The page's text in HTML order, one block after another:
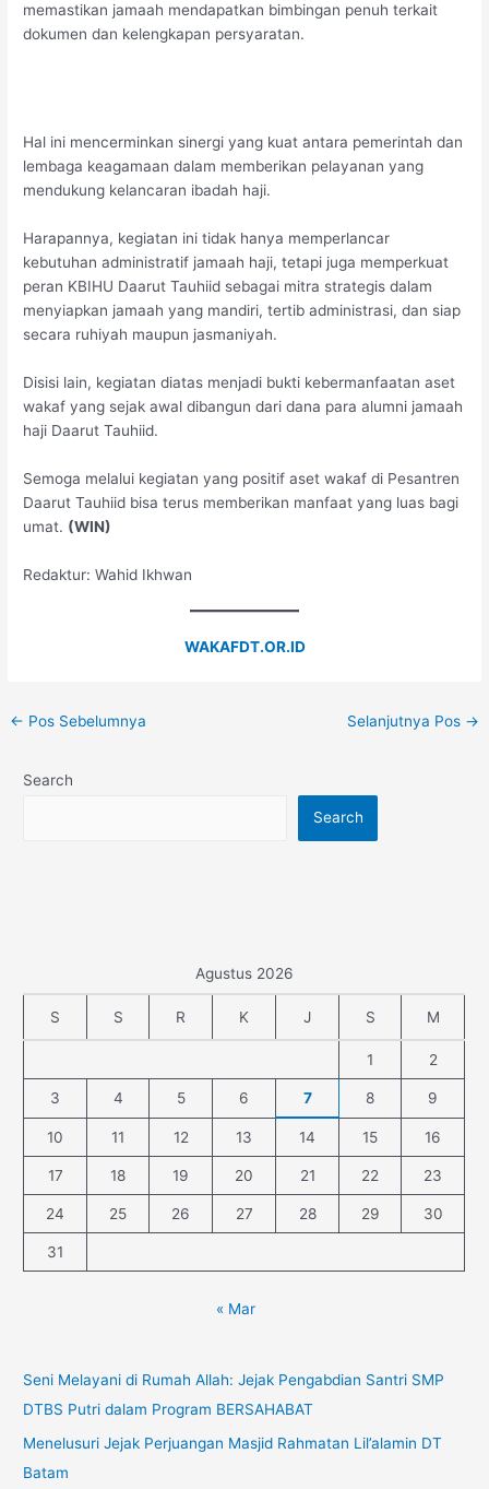
memastikan jamaah mendapatkan bimbingan penuh terkait
dokumen dan kelengkapan persyaratan.
Hal ini mencerminkan sinergi yang kuat antara pemerintah dan
lembaga keagamaan dalam memberikan pelayanan yang
mendukung kelancaran ibadah haji.
Harapannya, kegiatan ini tidak hanya memperlancar
kebutuhan administratif jamaah haji, tetapi juga memperkuat
peran KBIHU Daarut Tauhiid sebagai mitra strategis dalam
menyiapkan jamaah yang mandiri, tertib administrasi, dan siap
secara ruhiyah maupun jasmaniyah.
Disisi lain, kegiatan diatas menjadi bukti kebermanfaatan aset
wakaf yang sejak awal dibangun dari dana para alumni jamaah
haji Daarut Tauhiid.
Semoga melalui kegiatan yang positif aset wakaf di Pesantren
Daarut Tauhiid bisa terus memberikan manfaat yang luas bagi
umat. (WIN)
Redaktur: Wahid Ikhwan
WAKAFDT.OR.ID
← Pos Sebelumnya Selanjutnya Pos →
Search
Search
Agustus 2026
S S R K J S M
1 2
3 4 5 6 7 8 9
10 11 12 13 14 15 16
17 18 19 20 21 22 23
24 25 26 27 28 29 30
31
« Mar
Seni Melayani di Rumah Allah: Jejak Pengabdian Santri SMP
DTBS Putri dalam Program BERSAHABAT
Menelusuri Jejak Perjuangan Masjid Rahmatan Lil’alamin DT
Batam